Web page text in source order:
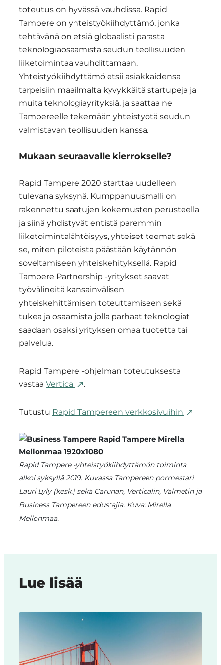
toteutus on hyvässä vauhdissa. Rapid
Tampere on yhteistyökiihdyttämö, jonka
tehtävänä on etsiä globaalisti parasta
teknologiaosaamista seudun teollisuuden
liiketoimintaa vauhdittamaan.
Yhteistyökiihdyttämö etsii asiakkaidensa
tarpeisiin maailmalta kyvykkäitä startupeja ja
muita teknologiayrityksiä, ja saattaa ne
Tampereelle tekemään yhteistyötä seudun
valmistavan teollisuuden kanssa.
Mukaan seuraavalle kierrokselle?
Rapid Tampere 2020 starttaa uudelleen
tulevana syksynä. Kumppanuusmalli on
rakennettu saatujen kokemusten perusteella
ja siinä yhdistyvät entistä paremmin
liiketoimintalähtöisyys, yhteiset teemat sekä
se, miten piloteista päästään käytännön
soveltamiseen yhteiskehityksellä. Rapid
Tampere Partnership -yritykset saavat
työvälineitä kansainvälisen
yhteiskehittämisen toteuttamiseen sekä
tukea ja osaamista jolla parhaat teknologiat
saadaan osaksi yrityksen omaa tuotetta tai
palvelua.
Rapid Tampere -ohjelman toteutuksesta
vastaa Vertical .
Tutustu Rapid Tampereen verkkosivuihin.
Rapid Tampere -yhteistyökiihdyttämön toiminta
alkoi syksyllä 2019. Kuvassa Tampereen pormestari
Lauri Lyly (kesk.) sekä Carunan, Verticalin, Valmetin ja
Business Tampereen edustajia. Kuva: Mirella
Mellonmaa.
Lue lisää